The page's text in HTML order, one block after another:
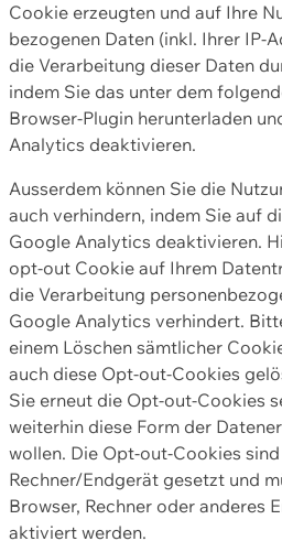
Cookie erzeugten und auf Ihre
bezogenen Daten (inkl. Ihrer IP-
die Verarbeitung dieser Daten
indem Sie das unter dem
Browser-Plugin herunterladen
Analytics deaktivieren.
Ausserdem können Sie die
auch verhindern, indem Sie auf
Google Analytics deaktivieren.
opt-out Cookie auf Ihrem
die Verarbeitung
Google Analytics verhindert.
einem Löschen sämtlicher
auch diese Opt-out-Cookies
Sie erneut die Opt-out-Cookies
weiterhin diese Form der
wollen. Die Opt-out-Cookies
Rechner/Endgerät gesetzt und
Browser, Rechner oder anderes
aktiviert werden.